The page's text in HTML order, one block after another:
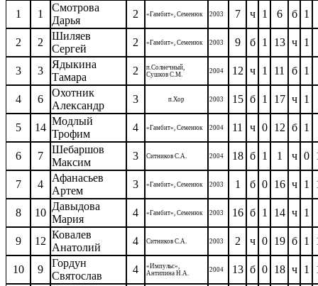
1 1
Смотрова
Дарья
2 «Гамбит», Семенюк 2003 7 ч 1 6 б 1
2 2
Шиляев
Сергей
2 «Гамбит», Семенюк 2003 9 б 1 13 ч 1
3 3
Ядыкина
Тамара
2
п.Солнечный,
Сушков С.М.
2004 12 ч 1 11 б 1
4 6
Охотник
Александр
3 п.Хор 2003 15 б 1 17 ч 1
5 14
Модлый
Трофим
4 «Гамбит», Семенюк 2004 11 ч 0 12 б 1
6 7
Шебаршов
Максим
3 Ситников С.А. 2004 18 б 1 1 ч 0
7 4
Афанасьев
Артем
3 «Гамбит», Семенюк 2003 1 б 0 16 ч 1
8 10
Давыдова
Мария
4 «Гамбит», Семенюк 2003 16 б 1 14 ч 1
9 12
Ковалев
Анатолий
4 Ситников С.А. 2003 2 ч 0 19 б 1
10 9
Гордун
Святослав
4
«Импульс»,
Антипина Н.А.
2004 13 б 0 18 ч 1